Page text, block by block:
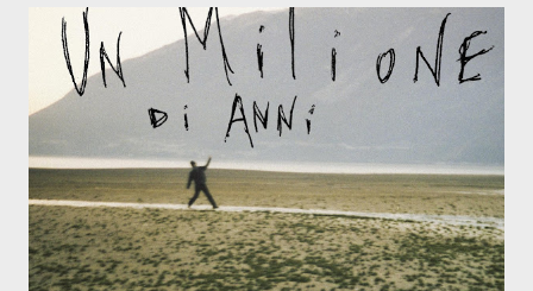
Dicevamo. Ed è da qui che il nostro inizia questo concept
musicale, con " Che ora è" , raccontando la separazione dalla
moglie, del senso di sconfitta e del caldo afoso che opprime,
giusta condizione di sopraffazione: "Non so che ora è, che giorno
è, di questa estate che...". E' raro fare uscire come singolo una
cover, ma...